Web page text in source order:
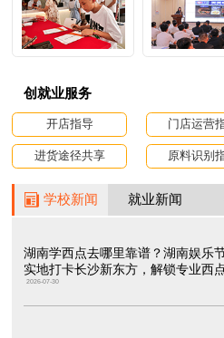
创就业服务
开店指导 门店运营
进货途径共享 原料识别
学校新闻 就业新闻
湖南学西点去哪里靠谱？湖南娱乐
实地打卡长沙新东方，解锁专业西
2026-07-30